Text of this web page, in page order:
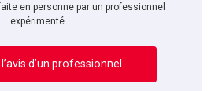
en personne par un professionnel
expérimenté.
d’un professionnel